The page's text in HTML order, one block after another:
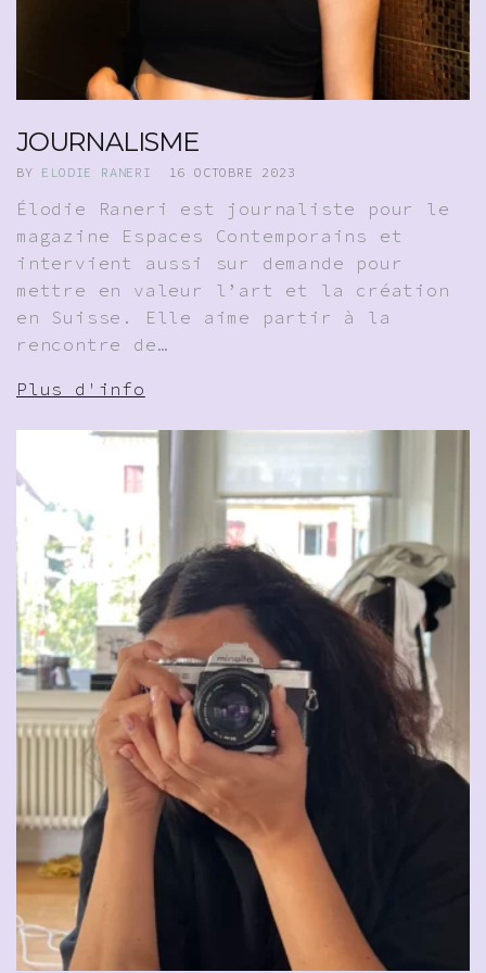
JOURNALISME
BY ELODIE RANERI 16 OCTOBRE 2023
Élodie Raneri est journaliste pour le
magazine Espaces Contemporains et
intervient aussi sur demande pour
mettre en valeur l’art et la création
en Suisse. Elle aime partir à la
rencontre de…
Plus d'info